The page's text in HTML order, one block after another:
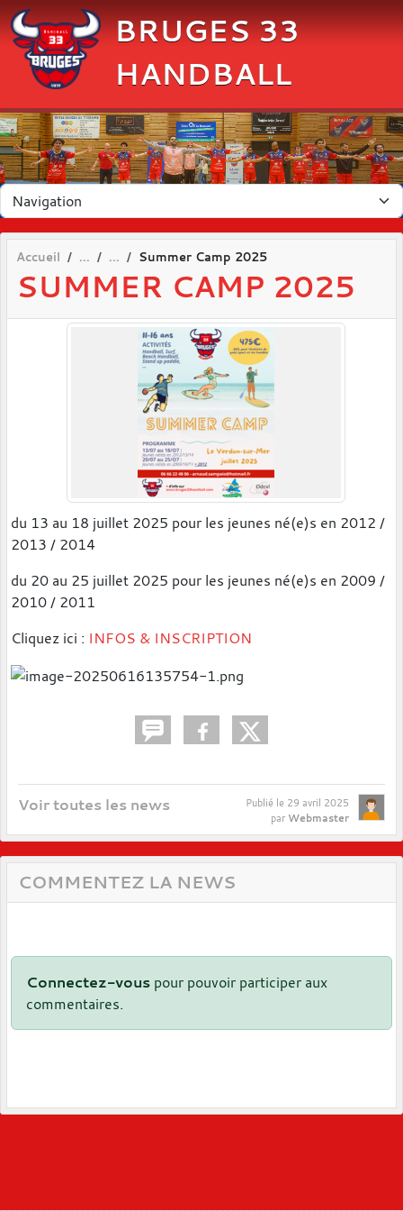
BRUGES 33
HANDBALL
Accueil Summer Camp 2025
SUMMER CAMP 2025
du 13 au 18 juillet 2025 pour les jeunes né(e)s en 2012 /
2013 / 2014
du 20 au 25 juillet 2025 pour les jeunes né(e)s en 2009 /
2010 / 2011
Cliquez ici : INFOS & INSCRIPTION
Voir toutes les news Publié le 29 avril 2025
par Webmaster
COMMENTEZ LA NEWS
Connectez-vous pour pouvoir participer aux
commentaires.
Panneau de gestion des cookies